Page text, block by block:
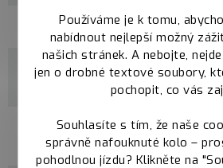
Používáme je k tomu,
nabídnout nejlepší možný
našich stránek. A nebojte,
jen o drobné textové soubory,
pochopit, co vás
Souhlasíte s tím, že naše
správně nafouknuté kolo –
pohodlnou jízdu? Klikněte na
velikosti M / L / XL
materiál
100% CrMo Butted
průměr
29"